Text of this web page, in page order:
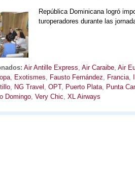
República Dominicana logró
turoperadores durante las
Air Antille Express, Air Caraibe, Air
, Exotismes, Fausto Fernández, Francia,
, NG Travel , OPT, Puerto Plata, Punta
Domingo, Very Chic, XL Airways